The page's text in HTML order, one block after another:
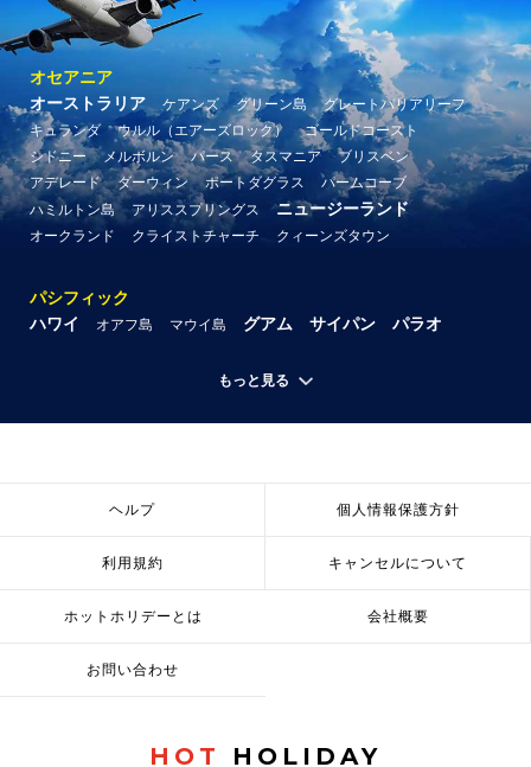
オセアニア
オーストラリア
ケアンズ グリーン島
グレートバリアリーフ
キュランダ
ウルル（エアーズロック）
ゴールドコースト
シドニー
メルボルン パース タスマニア
ブリスベン
アデレード
ダーウィン ポートダグラス
パームコーブ
ハミルトン島
アリススプリングス ニュージーランド
オークランド クライストチャーチ クィーンズタウン
パシフィック
ハワイ
オアフ島 マウイ島 グアム サイパン パラオ
もっと見る
ヘルプ 個人情報保護方針
利用規約 キャンセルについて
ホットホリデーとは 会社概要
お問い合わせ
HOT HOLIDAY